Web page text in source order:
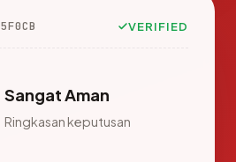
VERIFIED
Sangat Aman
Ringkasan keputusan